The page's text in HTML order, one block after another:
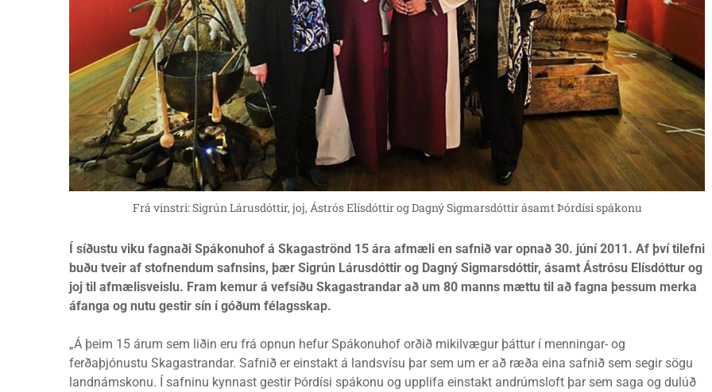
Frá vinstri: Sigrún Lárusdóttir, joj, Ástrós Elísdóttir og Dagný Sigmarsdóttir ásamt Þórdísi spákonu
Í síðustu viku fagnaði Spákonuhof á Skagaströnd 15 ára afmæli en safnið var opnað 30. júní 2011. Af því tilefni
buðu tveir af stofnendum safnsins, þær Sigrún Lárusdóttir og Dagný Sigmarsdóttir, ásamt Ástrósu Elísdóttur og
joj til afmælisveislu. Fram kemur á vefsíðu Skagastrandar að um 80 manns mættu til að fagna þessum merka
áfanga og nutu gestir sín í góðum félagsskap.
„Á þeim 15 árum sem liðin eru frá opnun hefur Spákonuhof orðið mikilvægur þáttur í menningar- og
ferðaþjónustu Skagastrandar. Safnið er einstakt á landsvísu þar sem um er að ræða eina safnið sem segir sögu
landnámskonu. Í safninu kynnast gestir Þórdísi spákonu og upplifa einstakt andrúmsloft þar sem saga og dulúð